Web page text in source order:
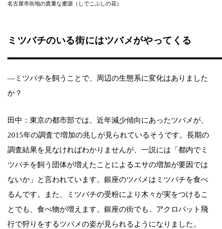
名古屋市街地の貴重な蜜源（しでこぶしの花）
ミツバチのいる街にはツバメがやってくる
―ミツバチを飼うことで、周辺の生態系に変化はありました
か？
田中：東京の都市部では、近年減少傾向にあったツバメが、
2015年の調査で増加の兆しが見られているそうです。長期の
調査結果を見なければわかりませんが、一説には「都内でミ
ツバチを飼う団体が増えたことによるエサの増加が要因では
ないか」と言われています。銀座のツバメはミツバチを食べ
るんです。また、ミツバチの受粉により木々が実をつけるこ
とでも、食べ物が増えます。銀座の街でも、アクロバット飛
行で狩りをするツバメの姿が見られるようになりました。